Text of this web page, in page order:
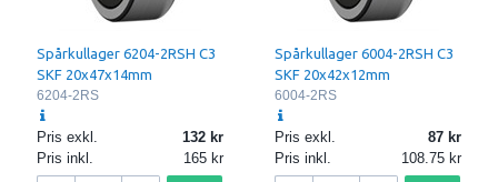
Spårkullager 6204-2RSH C3
SKF 20x47x14mm
6204-2RS
Pris exkl.
132
Pris inkl.
165
Spårkullager 6004-2RSH C3
SKF 20x42x12mm
6004-2RS
Pris exkl.
87
Pris inkl.
108.75